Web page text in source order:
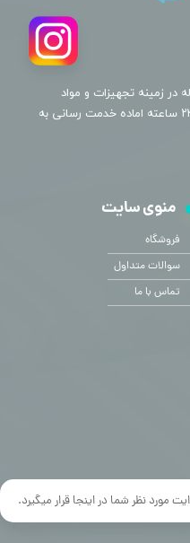
نظر شما در اینجا قرار میگیرد.
در زمینه تجهیزات و مواد
دندانپزشکی با کادری متخصص ،پشتیبانی ۲۴ ساعته اماده خدمت رسانی به
منوی سایت
فروشگاه
سوالات متداول
تماس با ما